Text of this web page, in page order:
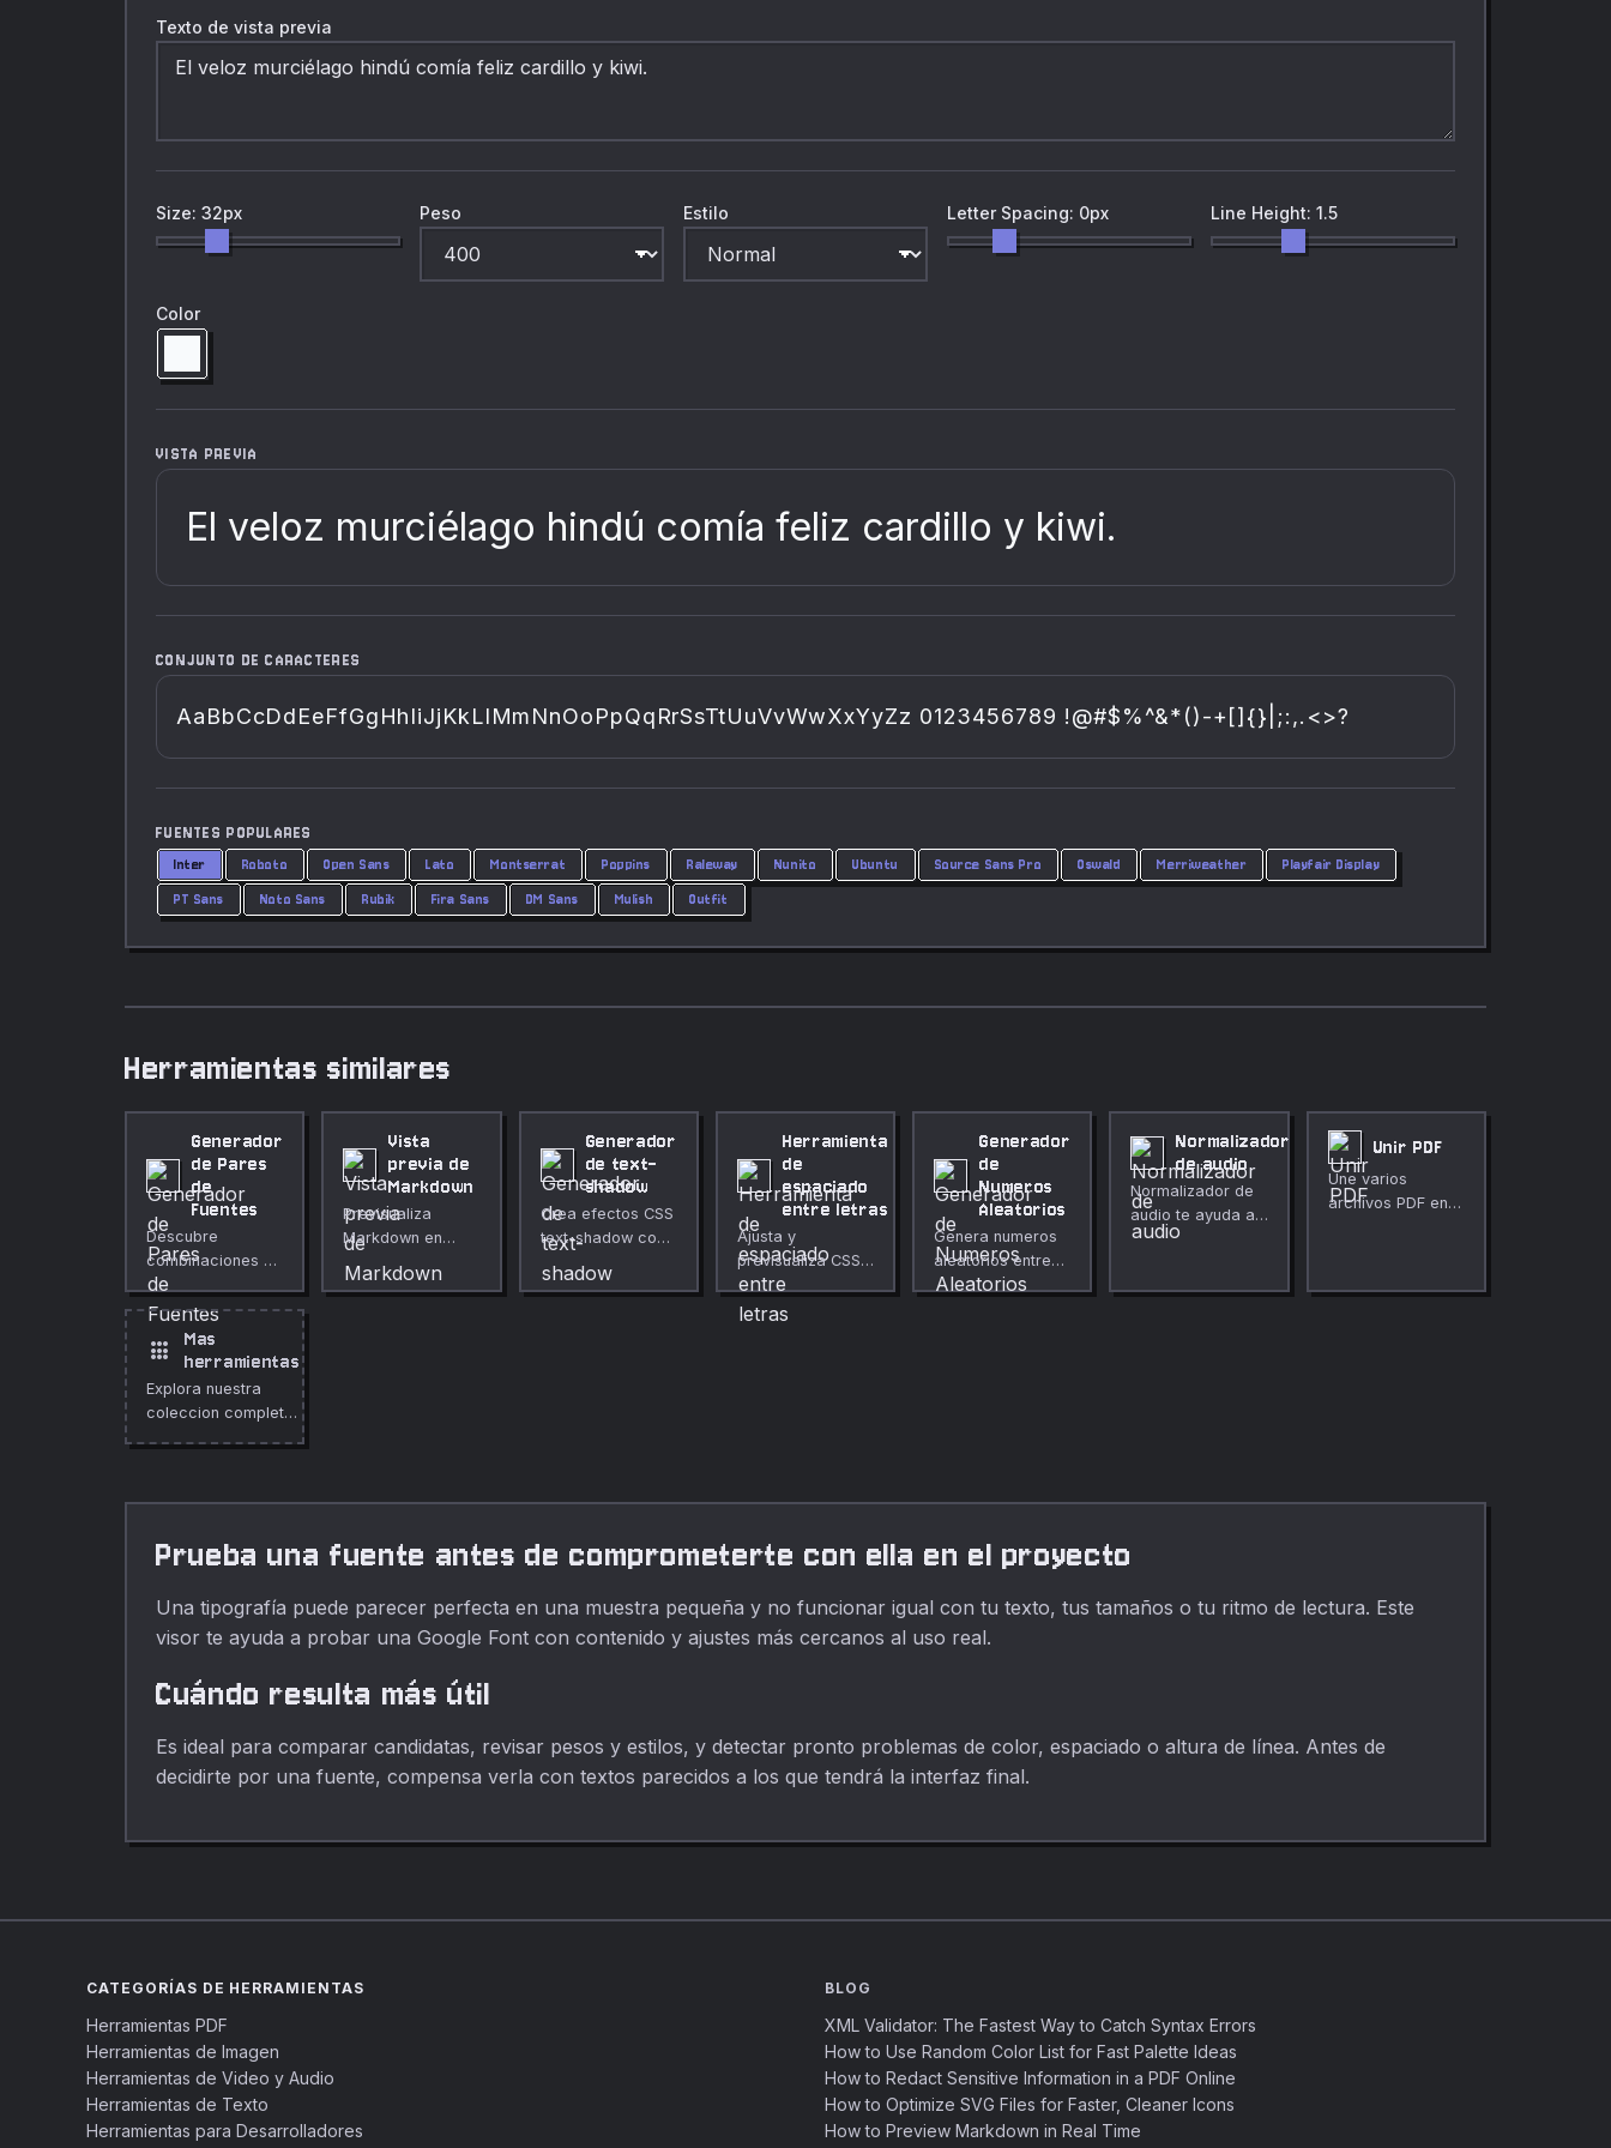
Texto de vista previa
Size: 32px Peso Estilo Letter Spacing: 0px Line Height: 1.5
Color
VISTA PREVIA
El veloz murciélago hindú comía feliz cardillo y kiwi.
CONJUNTO DE CARACTERES
AaBbCcDdEeFfGgHhIiJjKkLlMmNnOoPpQqRrSsTtUuVvWwXxYyZz 0123456789 !@#$%^&*()-+[]{}|;:,.<>?
FUENTES POPULARES
Inter Roboto Open Sans Lato Montserrat Poppins Raleway Nunito Ubuntu Source Sans Pro Oswald Merriweather
Playfair Display
PT Sans
Noto Sans Rubik Fira Sans DM Sans Mulish Outfit
Herramientas similares
Generador
de Pares
de
Fuentes
Descubre
combinaciones de
Google Fonts para
tus proyectos.
Vista
previa de
Markdown
Previsualiza
Markdown en
tiempo real con
un panel HTML
Generador
de text-
shadow
Crea efectos CSS
text-shadow con
vista previa en
vivo.
Herramienta
de
espaciado
entre letras
Ajusta y
previsualiza CSS
letter-spacing con
zonas de
Generador
de
Numeros
Aleatorios
Genera numeros
aleatorios entre
rangos
Normalizador
de audio
Normalizador de
audio te ayuda a
hacer más
picos de volumen
Unir PDF
Une varios
archivos PDF en
apps
Mas
herramientas
Explora nuestra
coleccion completa
Prueba una fuente antes de comprometerte con ella en el proyecto
Una tipografía puede parecer perfecta en una muestra pequeña y no funcionar igual con tu texto, tus tamaños o tu ritmo de lectura. Este
visor te ayuda a probar una Google Font con contenido y ajustes más cercanos al uso real.
Cuándo resulta más útil
Es ideal para comparar candidatas, revisar pesos y estilos, y detectar pronto problemas de color, espaciado o altura de línea. Antes de
decidirte por una fuente, compensa verla con textos parecidos a los que tendrá la interfaz final.
CATEGORÍAS DE HERRAMIENTAS
Herramientas PDF
Herramientas de Imagen
Herramientas de Video y Audio
Herramientas de Texto
Herramientas para Desarrolladores
BLOG
XML Validator: The Fastest Way to Catch Syntax Errors
How to Use Random Color List for Fast Palette Ideas
How to Redact Sensitive Information in a PDF Online
How to Optimize SVG Files for Faster, Cleaner Icons
How to Preview Markdown in Real Time